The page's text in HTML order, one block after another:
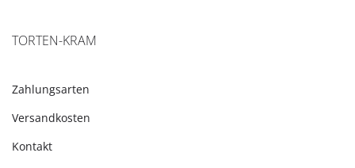
TORTEN-KRAM
Zahlungsarten
Versandkosten
Kontakt